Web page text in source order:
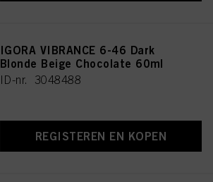
IGORA VIBRANCE 6-46 Dark
Blonde Beige Chocolate 60ml
ID-nr. 3048488
REGISTEREN EN KOPEN